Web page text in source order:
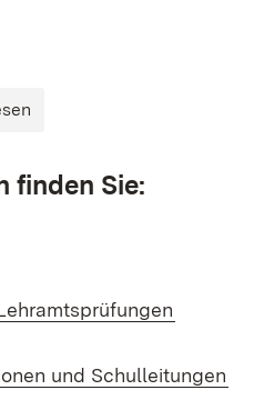
finden Sie:
und Schulleitungen